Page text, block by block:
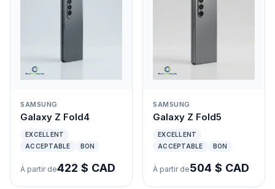
SAMSUNG
Galaxy Z Fold4
EXCELLENT
ACCEPTABLE
BON
À partir de422 $ CAD
SAMSUNG
Galaxy Z Fold5
EXCELLENT
ACCEPTABLE
BON
À partir de504 $ CAD